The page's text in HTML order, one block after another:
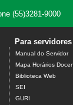
(55)3281-9000
Para servidores
Manual do Servidor
Mapa Horários
Biblioteca Web
SEI
GURI